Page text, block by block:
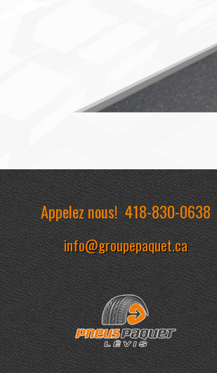
Appelez nous!418-830-0638
info@groupepaquet.ca